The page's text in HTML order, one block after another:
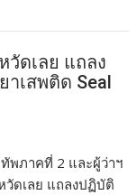
วัดเลย แถลง
เสพติด Seal
พภาคที่ 2 และผู้ว่าฯ
วัดเลย แถลงปฏิบัติ